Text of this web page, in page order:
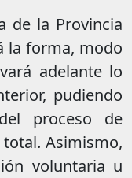
de la Provincia
la forma, modo
adelante lo
pudiendo
proceso de
Asimismo,
voluntaria u